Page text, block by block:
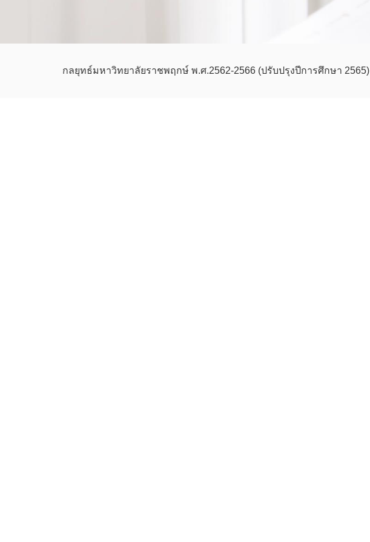
กลยุทธ์มหาวิทยาลัยราชพฤกษ์ พ.ศ.2562-2566 (ปรับปรุงปีการศึกษา 2565)